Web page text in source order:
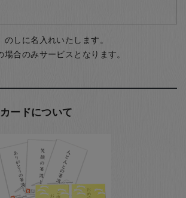
のしに名入れいたします。
場合のみサービスとなります。
ードについて